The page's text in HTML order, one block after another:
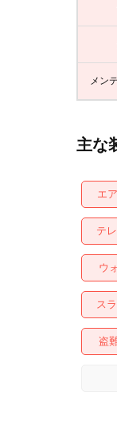
メン
主な
エ
テ
ウ
ス
盗